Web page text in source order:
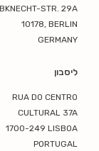
STR. 29A
10178, BERLIN
GERMANY
ליסבון
RUA DO CENTRO
CULTURAL 37A
1700-249 LISBOA
PORTUGAL